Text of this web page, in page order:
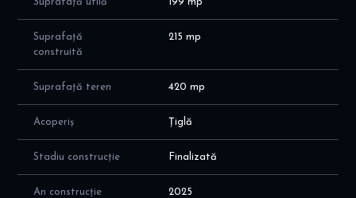
- caramida poroterm cu grosime de 30 cm, izolatie polistiren
10cm EPS80
tencuiala + finisaj; ATENTIE - NU exista pereti din rigips
- acoperis tigla metalica sistem complet Lindab cu izolatie sub
Facilitati locatie: ansamblul de vile este situat la 15km fata de
Universitatea Bucurestil; acces facil din DN2. cu mijloace de
transport in comun STB, Afumati Bucur Obor.
Suprafață
construită
215 mp
Suprafață teren 420 mp
Acoperiș Țiglă
Stadiu construcție Finalizată
An construcție 2025